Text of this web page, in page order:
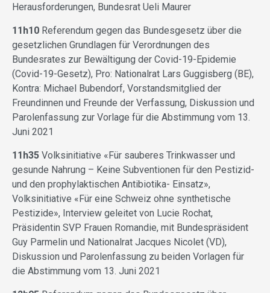
Herausforderungen, Bundesrat Ueli Maurer
11h10 Referendum gegen das Bundesgesetz über die
gesetzlichen Grundlagen für Verordnungen des
Bundesrates zur Bewältigung der Covid-19-Epidemie
(Covid-19-Gesetz), Pro: Nationalrat Lars Guggisberg (BE),
Kontra: Michael Bubendorf, Vorstandsmitglied der
Freundinnen und Freunde der Verfassung, Diskussion und
Parolenfassung zur Vorlage für die Abstimmung vom 13.
Juni 2021
11h35 Volksinitiative «Für sauberes Trinkwasser und
gesunde Nahrung – Keine Subventionen für den Pestizid-
und den prophylaktischen Antibiotika- Einsatz»,
Volksinitiative «Für eine Schweiz ohne synthetische
Pestizide», Interview geleitet von Lucie Rochat,
Präsidentin SVP Frauen Romandie, mit Bundespräsident
Guy Parmelin und Nationalrat Jacques Nicolet (VD),
Diskussion und Parolenfassung zu beiden Vorlagen für
die Abstimmung vom 13. Juni 2021